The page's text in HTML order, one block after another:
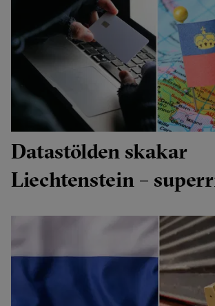
Datastölden skakar
Liechtenstein –